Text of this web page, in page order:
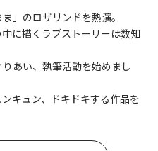
」のロザリンドを熱演。
に描くラブストーリーは数知
あい、執筆活動を始めまし
キュン、ドキドキする作品を